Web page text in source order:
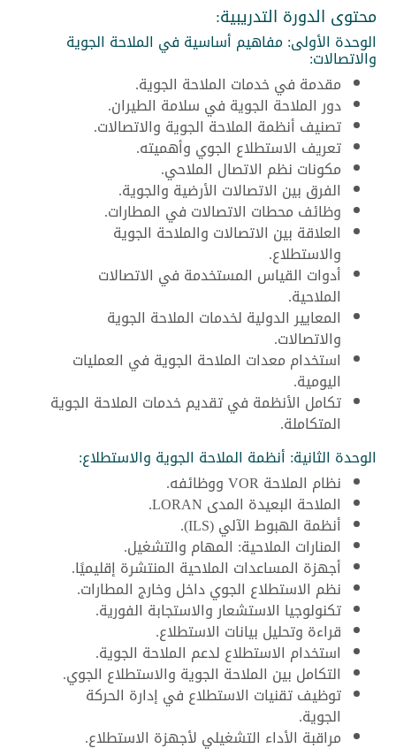
محتوى الدورة التدريبية:
الوحدة الأولى: مفاهيم أساسية في الملاحة الجوية
والاتصالات:
مقدمة في خدمات الملاحة الجوية.
دور الملاحة الجوية في سلامة الطيران.
تصنيف أنظمة الملاحة الجوية والاتصالات.
تعريف الاستطلاع الجوي وأهميته.
مكونات نظم الاتصال الملاحي.
الفرق بين الاتصالات الأرضية والجوية.
وظائف محطات الاتصالات في المطارات.
العلاقة بين الاتصالات والملاحة الجوية
والاستطلاع.
أدوات القياس المستخدمة في الاتصالات
الملاحية.
المعايير الدولية لخدمات الملاحة الجوية
والاتصالات.
استخدام معدات الملاحة الجوية في العمليات
اليومية.
تكامل الأنظمة في تقديم خدمات الملاحة الجوية
المتكاملة.
الوحدة الثانية: أنظمة الملاحة الجوية والاستطلاع:
نظام الملاحة VOR ووظائفه.
الملاحة البعيدة المدى LORAN.
أنظمة الهبوط الآلي (ILS).
المنارات الملاحية: المهام والتشغيل.
أجهزة المساعدات الملاحية المنتشرة إقليميًا.
نظم الاستطلاع الجوي داخل وخارج المطارات.
تكنولوجيا الاستشعار والاستجابة الفورية.
قراءة وتحليل بيانات الاستطلاع.
استخدام الاستطلاع لدعم الملاحة الجوية.
التكامل بين الملاحة الجوية والاستطلاع الجوي.
توظيف تقنيات الاستطلاع في إدارة الحركة
الجوية.
مراقبة الأداء التشغيلي لأجهزة الاستطلاع.